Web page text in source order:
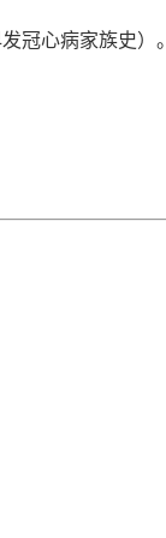
冠心病家族史）。